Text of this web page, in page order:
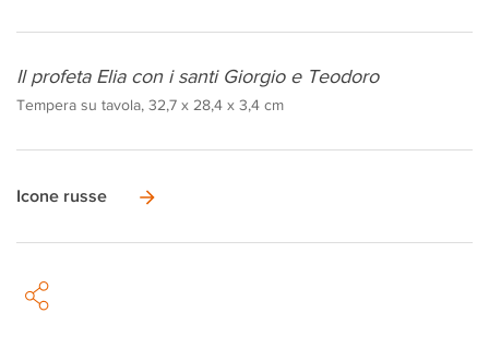
Il profeta Elia con i santi Giorgio e Teodoro
Tempera su tavola, 32,7 x 28,4 x 3,4 cm
Icone russe